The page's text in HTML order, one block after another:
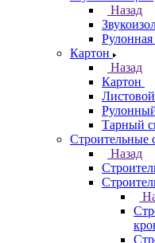
Назад
Рулонная
Картон
Назад
Картон
Тарный
Строительные
Назад